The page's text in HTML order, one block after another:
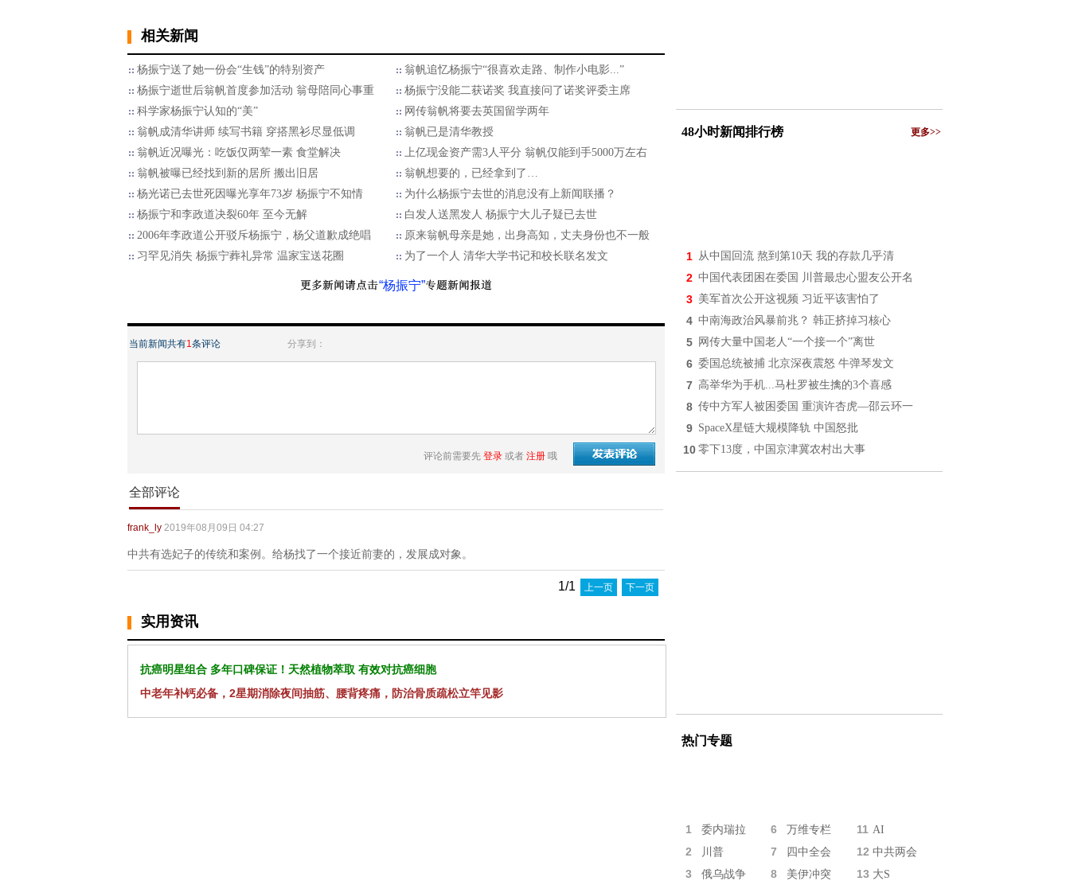
相关新闻
杨振宁送了她一份会“生钱”的特别资产
翁帆追忆杨振宁“很喜欢走路、制作小电影...”
杨振宁逝世后翁帆首度参加活动 翁母陪同心事重
杨振宁没能二获诺奖 我直接问了诺奖评委主席
科学家杨振宁认知的“美”
网传翁帆将要去英国留学两年
翁帆成清华讲师 续写书籍 穿搭黑衫尽显低调
​翁帆已是清华教授
翁帆近况曝光：吃饭仅两荤一素 食堂解决
上亿现金资产需3人平分 翁帆仅能到手5000万左右
翁帆被曝已经找到新的居所 搬出旧居
翁帆想要的，已经拿到了…
杨光诺已去世死因曝光享年73岁 杨振宁不知情
为什么杨振宁去世的消息没有上新闻联播？
杨振宁和李政道决裂60年 至今无解
白发人送黑发人 杨振宁大儿子疑已去世
2006年李政道公开驳斥杨振宁，杨父道歉成绝唱
原来翁帆母亲是她，出身高知，丈夫身份也不一般
习罕见消失 杨振宁葬礼异常 温家宝送花圈
为了一个人 清华大学书记和校长联名发文
“杨振宁”
当前新闻共有1条评论 分享到：
评论前需要先 登录 或者 注册 哦
全部评论
frank_ly 2019年08月09日 04:27
中共有选妃子的传统和案例。给杨找了一个接近前妻的，发展成对象。
1/1 上一页 下一页
实用资讯
抗癌明星组合 多年口碑保证！天然植物萃取 有效对抗癌细胞
中老年补钙必备，2星期消除夜间抽筋、腰背疼痛，防治骨质疏松立竿见影
48小时新闻排行榜 更多>>
1 从中国回流 熬到第10天 我的存款几乎清
2 中国代表团困在委国 川普最忠心盟友公开名
3 美军首次公开这视频 习近平该害怕了
4 中南海政治风暴前兆？ 韩正挤掉习核心
5 网传大量中国老人“一个接一个”离世
6 委国总统被捕 北京深夜震怒 牛弹琴发文
7 高举华为手机...马杜罗被生擒的3个喜感
8 传中方军人被困委国 重演许杏虎—邵云环一
9 SpaceX星链大规模降轨 中国怒批
10 零下13度，中国京津冀农村出大事
热门专题
1 委内瑞拉 6 万维专栏 11 AI
2 川普 7 四中全会 12 中共两会
3 俄乌战争 8 美伊冲突 13 大S